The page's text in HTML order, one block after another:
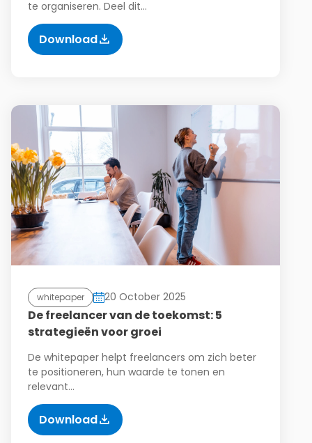
te organiseren. Deel dit…
Download
whitepaper 20 October 2025
De freelancer van de toekomst: 5
strategieën voor groei
De whitepaper helpt freelancers om zich beter
te positioneren, hun waarde te tonen en
relevant…
Download